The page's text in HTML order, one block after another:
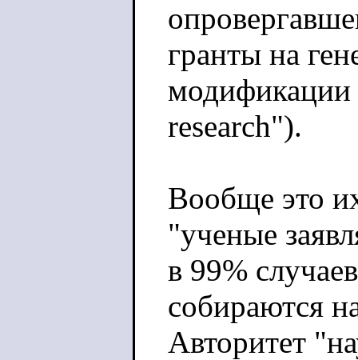
гранты на
research").
Вообще это
"ученые
в 99%
собираются
Авторитет